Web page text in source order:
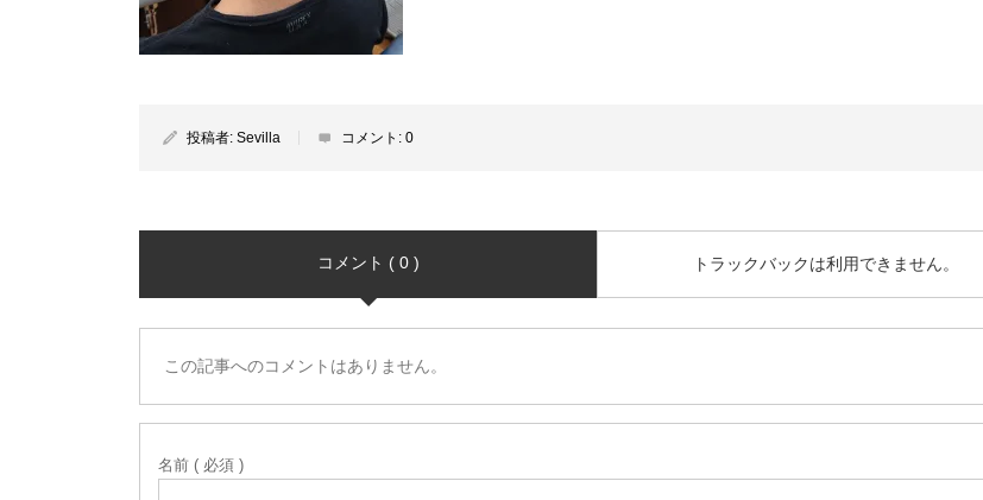
投稿者: Sevilla コメント: 0
コメント ( 0 ) トラックバックは利用できません。
この記事へのコメントはありません。
名前 ( 必須 )